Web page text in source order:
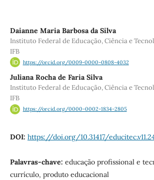
Daianne Maria Barbosa da Silva
Instituto Federal de Educação, Ciência e
IFB
https://orcid.org/0009-0000-0808-4032
Juliana Rocha de Faria Silva
Instituto Federal de Educação, Ciência e
IFB
https://orcid.org/0000-0002-1834-2805
DOI: https://doi.org/10.31417/
Palavras-chave: educação profissional e
currículo, produto educacional